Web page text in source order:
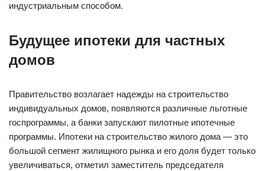
индустриальным способом.
Будущее ипотеки для частных
домов
Правительство возлагает надежды на строительство
индивидуальных домов, появляются различные льготные
госпрограммы, а банки запускают пилотные ипотечные
программы. Ипотеки на строительство жилого дома — это
большой сегмент жилищного рынка и его доля будет только
увеличиваться, отметил заместитель председателя